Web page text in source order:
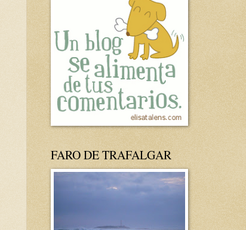
FARO DE TRAFALGAR